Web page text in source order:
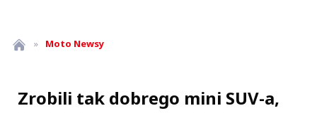
» Moto Newsy
Zrobili tak dobrego mini SUV-a,